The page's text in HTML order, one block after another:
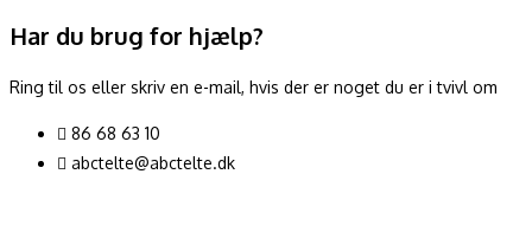
Har du brug for hjælp?
Ring til os eller skriv en e-mail, hvis der er noget du er i tvivl om
86 68 63 10
abctelte@abctelte.dk